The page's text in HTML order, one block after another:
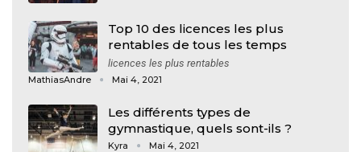
Top 10 des licences les plus
rentables de tous les temps
licences les plus rentables
MathiasAndre Mai 4, 2021
Les différents types de
gymnastique, quels sont-ils ?
Kyra Mai 4, 2021